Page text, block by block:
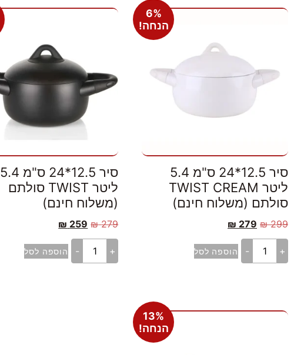
6%
הנחה!
סיר 12.5*24 ס"מ 5.4
ליטר TWIST CREAM
סולתם (משלוח חינם)
299
₪
279
₪
+
- הוספה לסל
סיר 12.5*24 ס"מ 5.4
ליטר TWIST סולתם
(משלוח חינם)
279
₪
259
₪
+
- הוספה לסל
13%
הנחה!